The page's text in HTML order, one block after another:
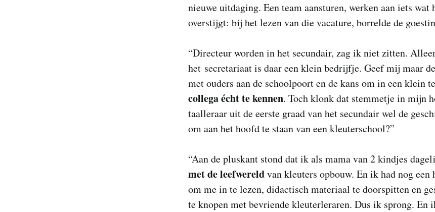
nieuwe uitdaging. Een team aansturen, werken aan iets wat
overstijgt: bij het lezen van die vacature, borrelde de
“Directeur worden in het secundair, zag ik niet zitten.
het secretariaat is daar een klein bedrijfje. Geef mij maar
met ouders aan de schoolpoort en de kans om in een klein
collega écht te kennen. Toch klonk dat stemmetje in mijn
taalleraar uit de eerste graad van het secundair wel de
om aan het hoofd te staan van een kleuterschool?”
“Aan de pluskant stond dat ik als mama van 2 kindjes
met de leefwereldvan kleuters opbouw. En ik had nog een
om me in te lezen, didactisch materiaal te doorspitten en
te knopen met bevriende kleuterleraren. Dus ik sprong. En